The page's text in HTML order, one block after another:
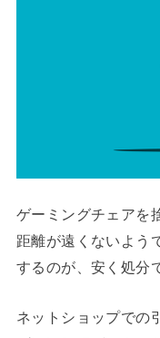
ゲーミングチェアを
距離が遠くないよう
するのが、安く処分
ネットショップでの